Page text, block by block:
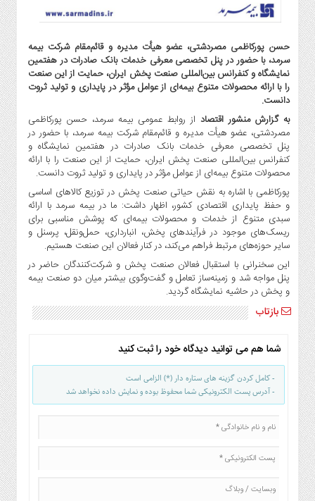
آوری
،
بیمه
و
ارز
دیجیتال
کشاورزی
و
صنایع
غذایی
سیاسی
و
بین
الملل
نگاه
روز
گوناگون
حسن پورکاظمی مصردشتی، عضو هیأت مدیره و قائم‌مقام شرکت بیمه
سرمد، با حضور در پنل تخصصی معرفی خدمات بانک صادرات در هفتمین
نمایشگاه و کنفرانس بین‌المللی صنعت پخش ایران، حمایت از این صنعت
را با ارائه محصولات متنوع بیمه‌ای از عوامل مؤثر در پایداری و تولید ثروت
دانست.
به گزارش منشور اقتصاد از روابط عمومی بیمه سرمد، حسن پورکاظمی
مصردشتی، عضو هیأت مدیره و قائم‌مقام شرکت بیمه سرمد، با حضور در
پنل تخصصی معرفی خدمات بانک صادرات در هفتمین نمایشگاه و
کنفرانس بین‌المللی صنعت پخش ایران، حمایت از این صنعت را با ارائه
محصولات متنوع بیمه‌ای از عوامل مؤثر در پایداری و تولید ثروت دانست.
پورکاظمی با اشاره به نقش حیاتی صنعت پخش در توزیع کالاهای اساسی
و حفظ پایداری اقتصادی کشور، اظهار داشت: ما در بیمه سرمد با ارائه
سبدی متنوع از خدمات و محصولات بیمه‌ای که پوشش مناسبی برای
ریسک‌های موجود در فرآیندهای پخش، انبارداری، حمل‌ونقل، پرسنل و
سایر حوزه‌های مرتبط فراهم می‌کند، در کنار فعالان این صنعت هستیم.
این سخنرانی با استقبال فعالان صنعت پخش و شرکت‌کنندگان حاضر در
پنل مواجه شد و زمینه‌ساز تعامل و گفت‌وگوی بیشتر میان دو صنعت بیمه
و پخش در حاشیه نمایشگاه گردید.
بازتاب
شما هم می توانید دیدگاه خود را ثبت کنید
- کامل کردن گزینه های ستاره دار (*) الزامی است
- آدرس پست الکترونیکی شما محفوظ بوده و نمایش داده نخواهد شد